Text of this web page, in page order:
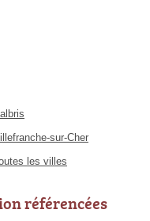
sur-Cher
les villes
référencées